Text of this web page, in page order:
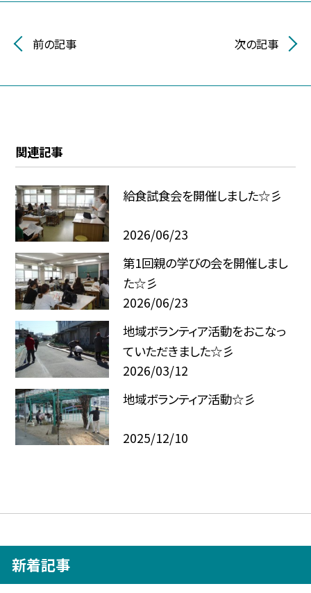
前の記事 次の記事
関連記事
給食試食会を開催しました☆彡
2026/06/23
第1回親の学びの会を開催しまし
た☆彡
2026/06/23
地域ボランティア活動をおこなっ
ていただきました☆彡
2026/03/12
地域ボランティア活動☆彡
2025/12/10
新着記事